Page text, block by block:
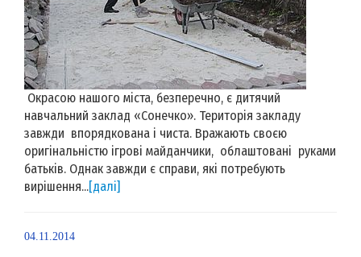
Окрасою нашого міста, безперечно, є дитячий
навчальний заклад «Сонечко». Територія закладу
завжди впорядкована і чиста. Вражають своєю
оригінальністю ігрові майданчики, облаштовані руками
батьків. Однак завжди є справи, які потребують
вирішення...[далі]
04.11.2014